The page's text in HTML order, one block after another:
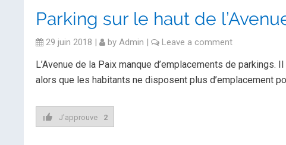
Parking sur le haut de
29 juin 2018 | by Admin | Leave a comment
L’Avenue de la Paix manque d’emplacements de
alors que les habitants ne disposent plus d’emplacement
J'approuve 2